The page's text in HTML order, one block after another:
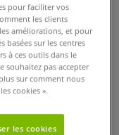
pour faciliter vos
les clients
améliorations, et pour
basées sur les centres
à ces outils dans le
souhaitez pas accepter
sur comment nous
cookies ».
les cookies